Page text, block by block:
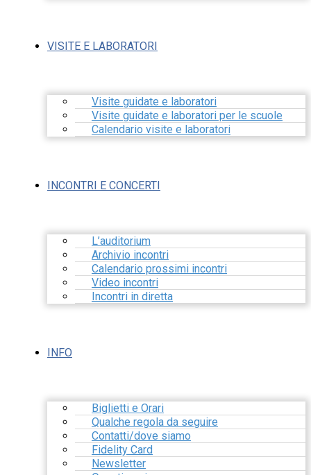
VISITE E LABORATORI
Visite guidate e laboratori
Visite guidate e laboratori per le scuole
Calendario visite e laboratori
INCONTRI E CONCERTI
L’auditorium
Archivio incontri
Calendario prossimi incontri
Video incontri
Incontri in diretta
INFO
Biglietti e Orari
Qualche regola da seguire
Contatti/dove siamo
Fidelity Card
Newsletter